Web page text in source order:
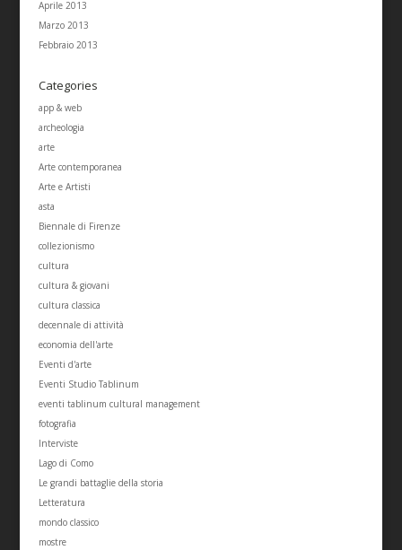
Aprile 2013
Marzo 2013
Febbraio 2013
Categories
app & web
archeologia
arte
Arte contemporanea
Arte e Artisti
asta
Biennale di Firenze
collezionismo
cultura
cultura & giovani
cultura classica
decennale di attività
economia dell'arte
Eventi d'arte
Eventi Studio Tablinum
eventi tablinum cultural management
fotografia
Interviste
Lago di Como
Le grandi battaglie della storia
Letteratura
mondo classico
mostre